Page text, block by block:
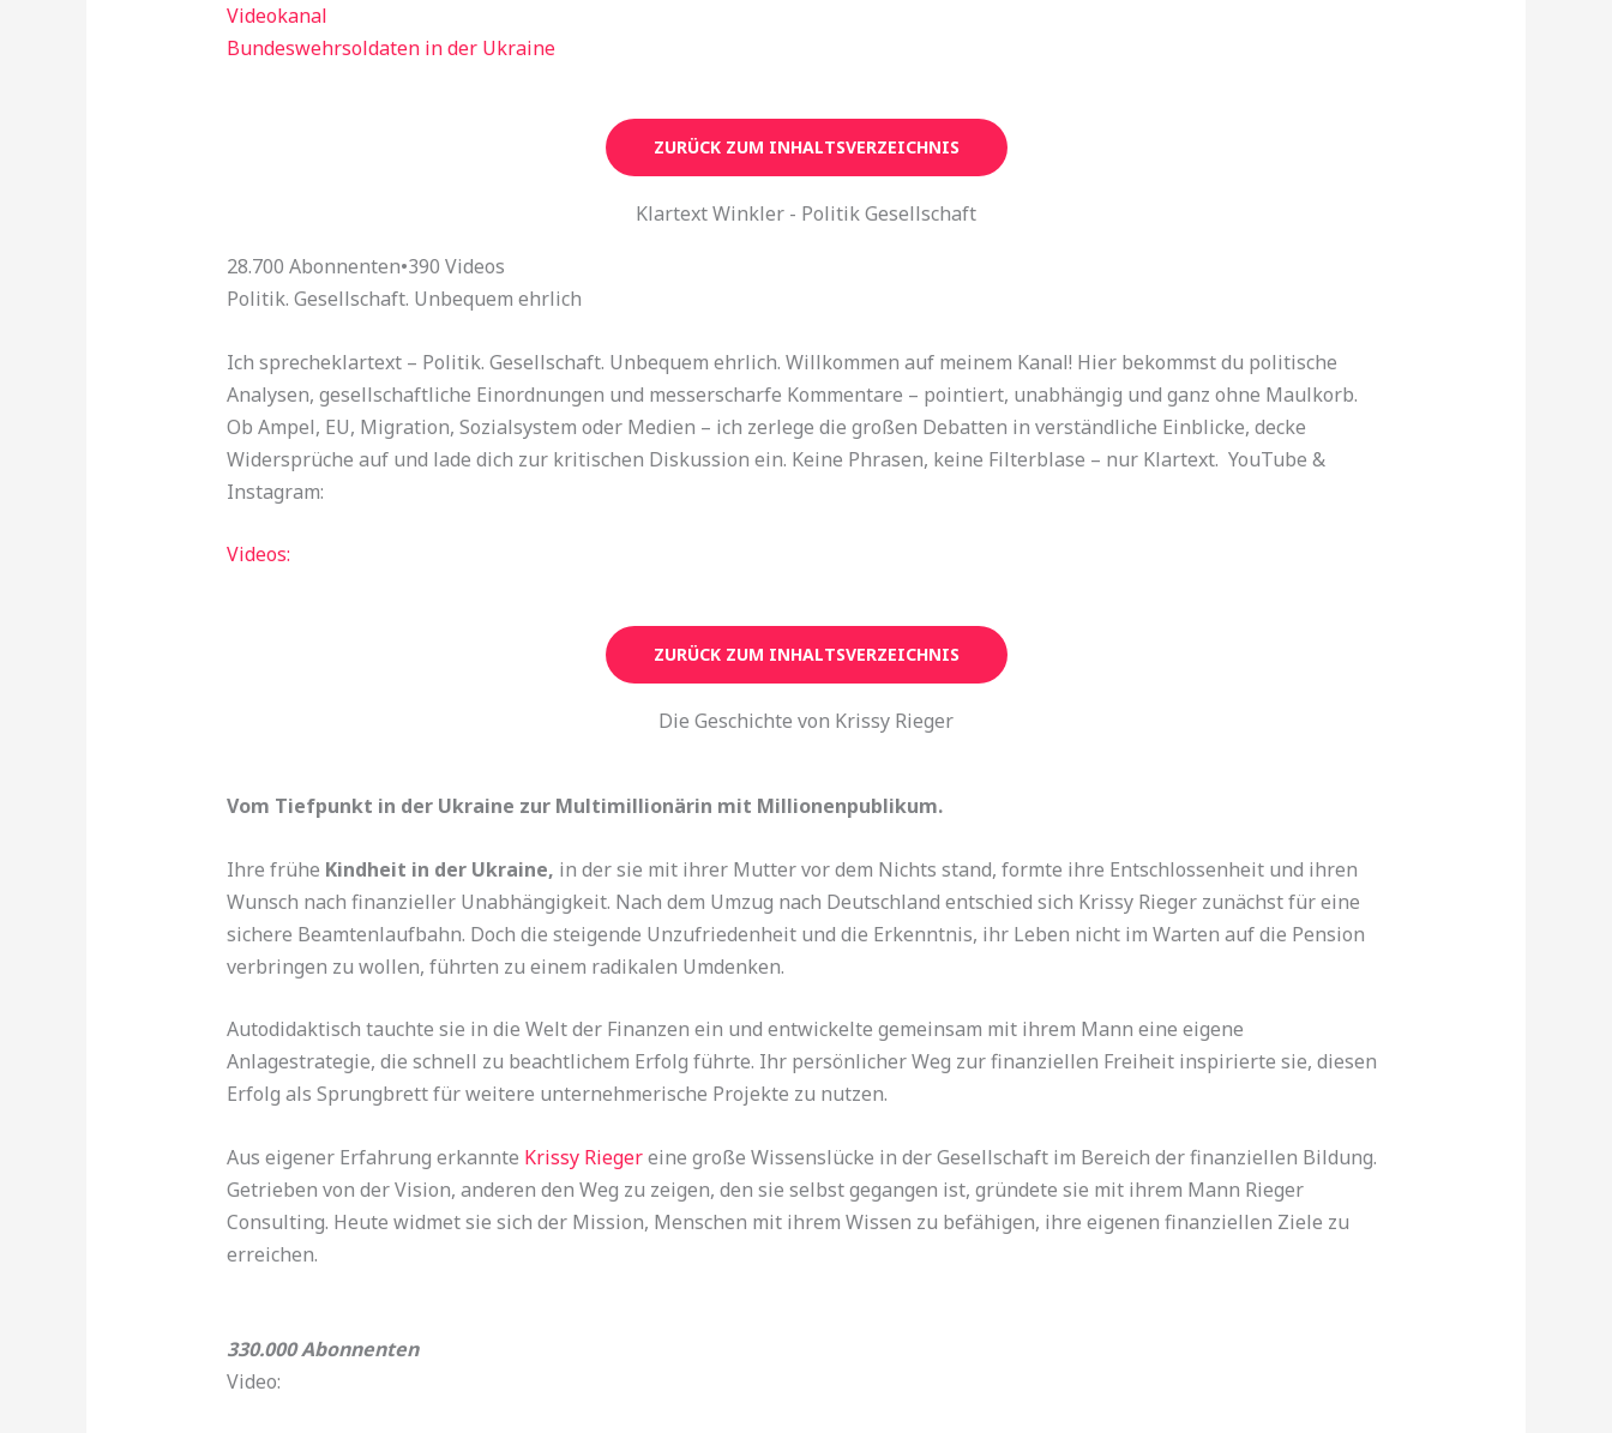
Videokanal
Bundeswehrsoldaten in der Ukraine
ZURÜCK ZUM INHALTSVERZEICHNIS
Klartext Winkler - Politik Gesellschaft
28.700 Abonnenten•390 Videos
Politik. Gesellschaft. Unbequem ehrlich
Ich sprecheklartext – Politik. Gesellschaft. Unbequem ehrlich. Willkommen auf meinem Kanal! Hier bekommst du politische
Analysen, gesellschaftliche Einordnungen und messerscharfe Kommentare – pointiert, unabhängig und ganz ohne Maulkorb.
Ob Ampel, EU, Migration, Sozialsystem oder Medien – ich zerlege die großen Debatten in verständliche Einblicke, decke
Widersprüche auf und lade dich zur kritischen Diskussion ein. Keine Phrasen, keine Filterblase – nur Klartext. YouTube &
Instagram:
Videos:
ZURÜCK ZUM INHALTSVERZEICHNIS
Die Geschichte von Krissy Rieger
Vom Tiefpunkt in der Ukraine zur Multimillionärin mit Millionenpublikum.
Ihre frühe Kindheit in der Ukraine, in der sie mit ihrer Mutter vor dem Nichts stand, formte ihre Entschlossenheit und ihren
Wunsch nach finanzieller Unabhängigkeit. Nach dem Umzug nach Deutschland entschied sich Krissy Rieger zunächst für eine
sichere Beamtenlaufbahn. Doch die steigende Unzufriedenheit und die Erkenntnis, ihr Leben nicht im Warten auf die Pension
verbringen zu wollen, führten zu einem radikalen Umdenken.
Autodidaktisch tauchte sie in die Welt der Finanzen ein und entwickelte gemeinsam mit ihrem Mann eine eigene
Anlagestrategie, die schnell zu beachtlichem Erfolg führte. Ihr persönlicher Weg zur finanziellen Freiheit inspirierte sie, diesen
Erfolg als Sprungbrett für weitere unternehmerische Projekte zu nutzen.
Aus eigener Erfahrung erkannte Krissy Riegereine große Wissenslücke in der Gesellschaft im Bereich der finanziellen Bildung.
Getrieben von der Vision, anderen den Weg zu zeigen, den sie selbst gegangen ist, gründete sie mit ihrem Mann Rieger
Consulting. Heute widmet sie sich der Mission, Menschen mit ihrem Wissen zu befähigen, ihre eigenen finanziellen Ziele zu
erreichen.
330.000 Abonnenten
Video: